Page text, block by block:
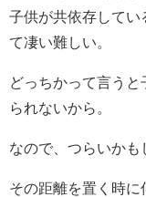
子供が共依存してい
て凄い難しい。
どっちかって言う
られないから。
なので、つらいかも
その距離を置く時に